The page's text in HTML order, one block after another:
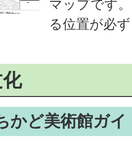
マップです
る位置が必
かど美術館ガ